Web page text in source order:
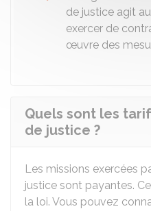
de justice agit
exercer de
œuvre des
Quels sont les
de justice ?
Les missions exercées
justice sont payantes.
la loi. Vous pouvez